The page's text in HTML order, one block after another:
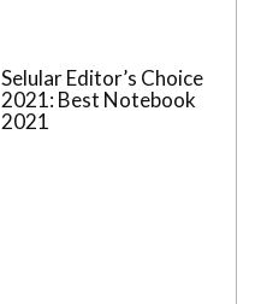
Selular Editor’s Choice
2021: Best Notebook
2021